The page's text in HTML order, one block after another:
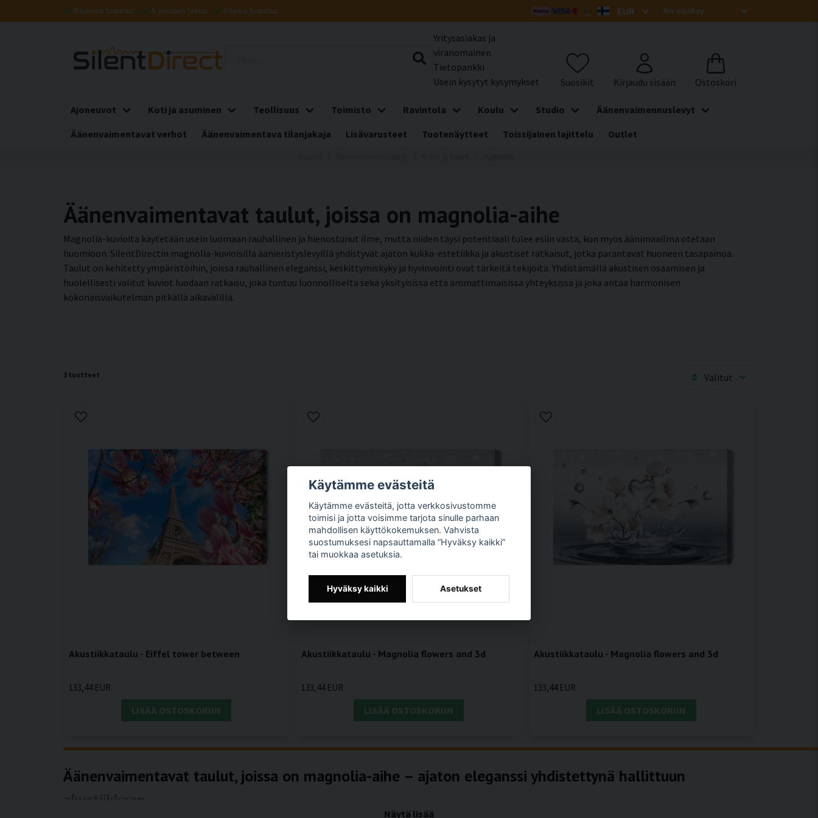
Ilmainen toimitus 5 vuoden takuu Nopea toimitus
Yritysasiakas ja
viranomainen
Tietopankki
Usein kysytyt kysymykset
Ajoneuvot Koti ja asuminen Teollisuus Toimisto Ravintola Koulu Studio
Äänenvaimennuslevyt
Äänenvaimentavat verhot
Äänenvaimentava tilanjakaja Lisävarusteet Tuotenäytteet Toissijainen lajittelu Outlet
Äänenvaimentavat taulut, joissa on magnolia-aihe
Magnolia-kuvioita käytetään usein luomaan rauhallinen ja hienostunut ilme, mutta niiden täysi potentiaali tulee esiin vasta, kun myös äänimaailma otetaan
huomioon. SilentDirectin magnolia-kuvioisilla äänieristyslevyillä yhdistyvät ajaton kukka-estetiikka ja akustiset ratkaisut, jotka parantavat huoneen tasapainoa.
Taulut on kehitetty ympäristöihin, joissa rauhallinen eleganssi, keskittymiskyky ja hyvinvointi ovat tärkeitä tekijöitä. Yhdistämällä akustisen osaamisen ja
huolellisesti valitut kuviot luodaan ratkaisu, joka tuntuu luonnolliselta sekä yksityisissä että ammattimaisissa yhteyksissä ja joka antaa harmonisen
kokonaisvaikutelman pitkällä aikavälillä.
3 tuotteet Valitut
Akustiikkataulu - Eiffel tower between
133,44 EUR
LISÄÄ OSTOSKORIIN
Akustiikkataulu - Magnolia flowers and 3d
133,44 EUR
LISÄÄ OSTOSKORIIN
Akustiikkataulu - Magnolia flowers and 3d
133,44 EUR
LISÄÄ OSTOSKORIIN
Äänenvaimentavat taulut, joissa on magnolia-aihe – ajaton eleganssi yhdistettynä hallittuun
Näytä lisää
Käytämme evästeitä
Käytämme evästeitä, jotta verkkosivustomme
toimisi ja jotta voisimme tarjota sinulle parhaan
mahdollisen käyttökokemuksen. Vahvista
suostumuksesi napsauttamalla ”Hyväksy kaikki”
tai muokkaa asetuksia.
Hyväksy kaikki Asetukset